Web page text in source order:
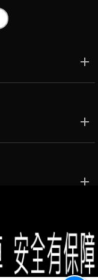
reserved.